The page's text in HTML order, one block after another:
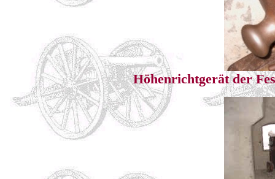
Höhenrichtgerät der